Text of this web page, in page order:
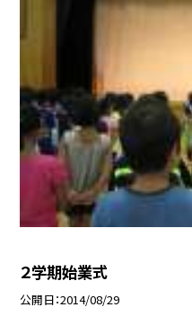
２学期始業式
公開日 2014/08/29